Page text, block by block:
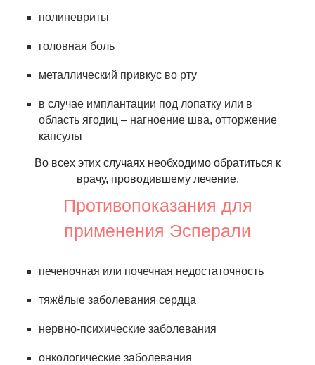
полиневриты
головная боль
металлический привкус во рту
в случае имплантации под лопатку или в
область ягодиц – нагноение шва, отторжение
капсулы
Во всех этих случаях необходимо обратиться к
врачу, проводившему лечение.
Противопоказания для
применения Эсперали
печеночная или почечная недостаточность
тяжёлые заболевания сердца
нервно-психические заболевания
онкологические заболевания